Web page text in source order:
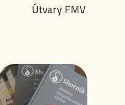
Útvary FMV